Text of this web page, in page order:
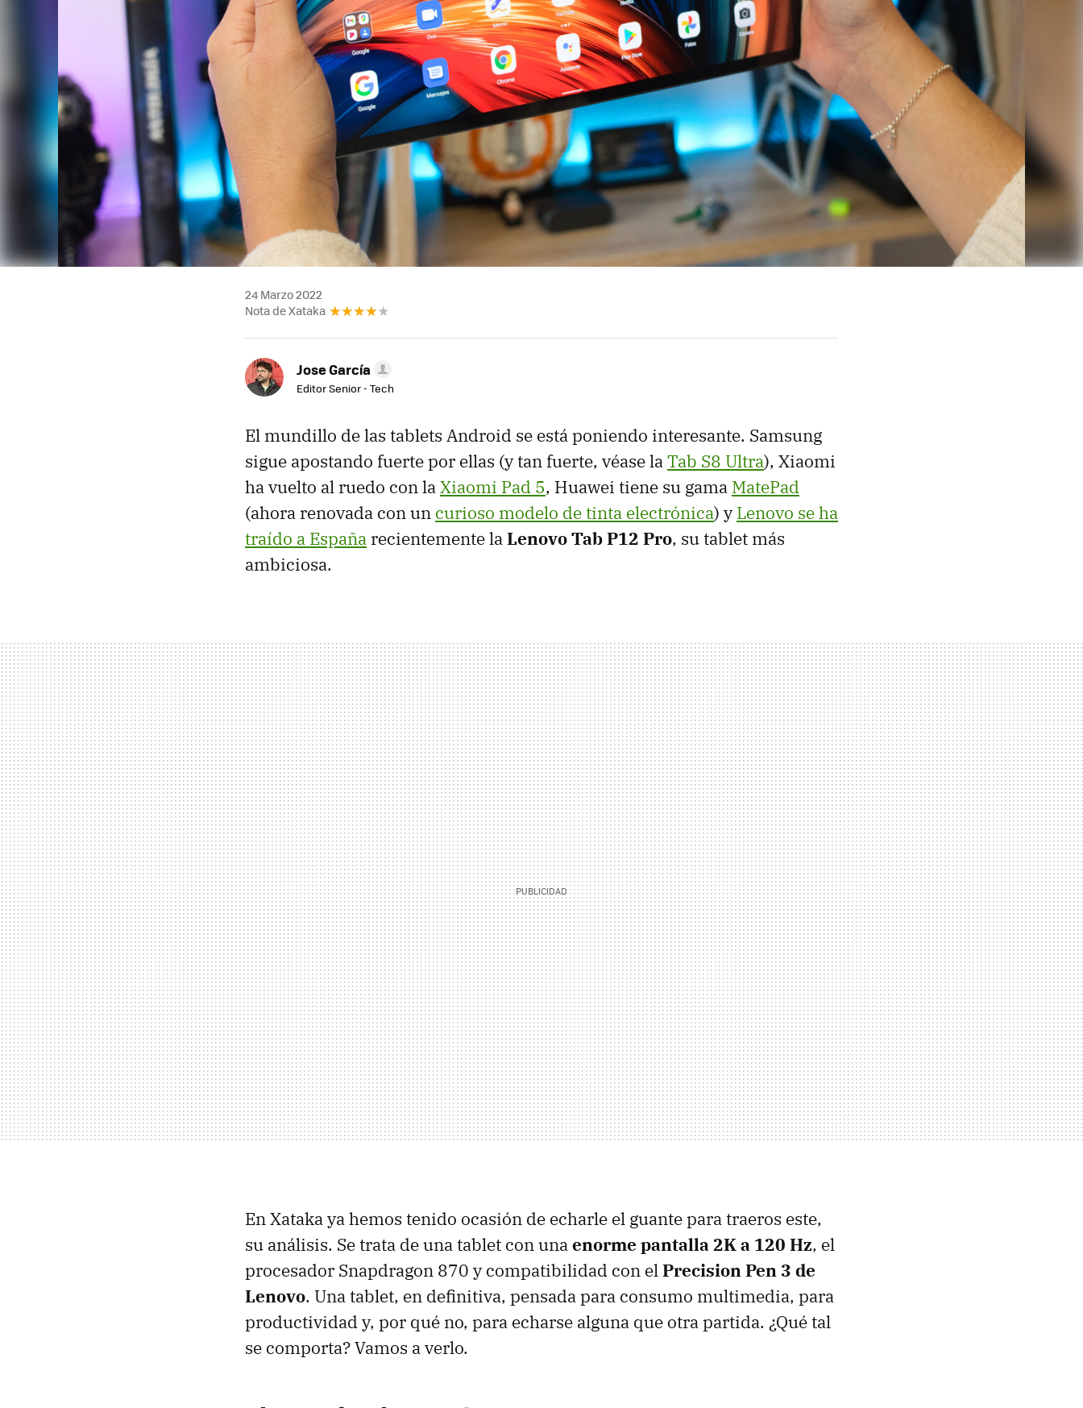
24 Marzo 2022
Nota de Xataka
Jose García
Editor Senior - Tech
El mundillo de las tablets Android se está poniendo interesante. Samsung
sigue apostando fuerte por ellas (y tan fuerte, véase laTab S8 Ultra), Xiaomi
ha vuelto al ruedo con laXiaomi Pad 5, Huawei tiene su gama MatePad
(ahora renovada con un curioso modelo de tinta electrónica) yLenovo se ha
traído a España recientemente laLenovo Tab P12 Pro, su tablet más
ambiciosa.
En Xataka ya hemos tenido ocasión de echarle el guante para traeros este,
su análisis. Se trata de una tablet con unaenorme pantalla 2K a 120 Hz, el
procesador Snapdragon 870 y compatibilidad con elPrecision Pen 3 de
Lenovo. Una tablet, en definitiva, pensada para consumo multimedia, para
productividad y, por qué no, para echarse alguna que otra partida. ¿Qué tal
se comporta? Vamos a verlo.